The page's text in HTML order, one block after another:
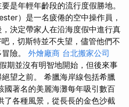
是年輕年齡段的流行度假勝地。
）是一名疲倦的空中操作員，
決定帶家人在沿海度假中進行真
，切斯特並不失望，儘管他們不
險。 外燴廠商 台北搬家公司
期並沒有明智地開始，但後來事
望之前。 希臘海岸線包括希臘
國著名的美麗海灘每年吸引數百
了各種風景，從長長的金色沙截